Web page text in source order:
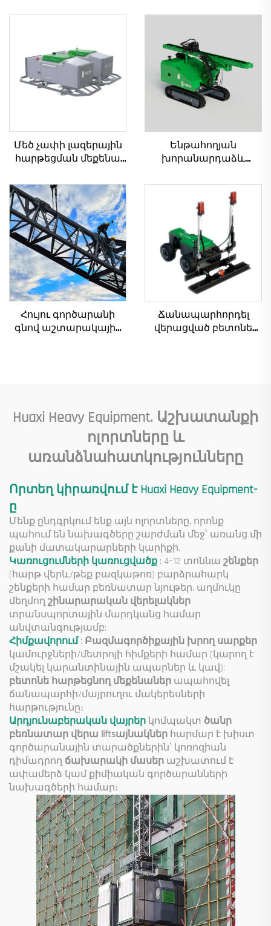
Մեծ չափի լազերային
հարթեցման մեքենա
համար Շարժիչ
Վիբրատոր
Շարժական ռեժիմ
Ընդգրկված
հիմնական
բաղադրիչներ
Ենթահողյան
խորանարդաձև
ամրակալման սարքեր
հորիզոնական
ուղղությամբ
հորատման մեքենա
Հույու գործարանի
գնով աշտարակային
Ճանապարհորդել
վերացված բետոնե
Huaxi Heavy Equipment. Աշխատանքի
ոլորտները և
առանձնահատկությունները
Որտեղ կիրառվում է Huaxi Heavy Equipment-
ը
Մենք ընդգրկում ենք այն ոլորտները, որոնք
պահում են նախագծերը շարժման մեջ՝ առանց մի
քանի մատակարարների կարիքի.
Կառուցումների կառուցվածք : 4–12 տոննա շենքեր
(հարթ վերև/թեք բազկաթոռ) բարձրահարկ
շենքերի համար բեռնատար նյութեր. աղմուկը
մեղմող շինարարական վերելակներ
տրանսպորտային մարդկանց համար
անվտանգությամբ:
Հիմքավորում: Բազմագործիքային խրող սարքեր
կամուրջների/մետրոյի հիմքերի համար (կարող է
մշակել կարանտինային ապարներ և կավ):
բետոնե հարթեցնող մեքենաներ ապահովել
ճանապարհի/մայրուղու մակերեսների
հարթությունը։
Արդյունաբերական վայրեր կոմպակտ ծանր
բեռնատար վերա liftsայնակներ հարմար է խիստ
գործարանային տարածքներին՝ կոռոզիան
դիմադրող ճախարակի մասեր աշխատում է
ափամերձ կամ քիմիական գործարանների
նախագծերի համար։